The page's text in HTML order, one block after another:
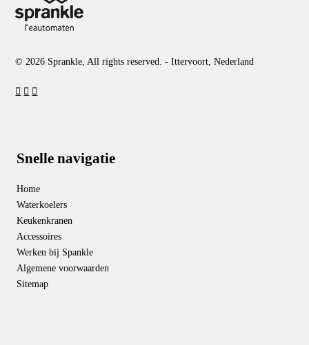
© 2026 Sprankle, All rights reserved. - Ittervoort, Nederland
Snelle navigatie
Home
Waterkoelers
Keukenkranen
Accessoires
Werken bij Spankle
Algemene voorwaarden
Sitemap